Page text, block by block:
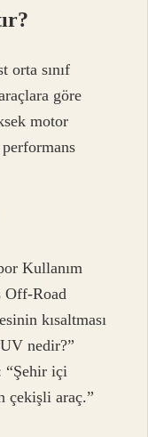
orta sınıf
göre
motor
Kullanım
Off-Road
kısaltması
nedir?”
“Şehir içi
çekişli araç.”